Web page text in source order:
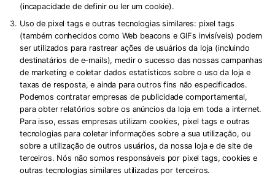
(incapacidade de definir ou ler um cookie).
Uso de pixel tags e outras tecnologias similares: pixel tags
(também conhecidos como Web beacons e GIFs invisíveis) podem
ser utilizados para rastrear ações de usuários da loja (incluindo
destinatários de e-mails), medir o sucesso das nossas campanhas
de marketing e coletar dados estatísticos sobre o uso da loja e
taxas de resposta, e ainda para outros fins não especificados.
Podemos contratar empresas de publicidade comportamental,
para obter relatórios sobre os anúncios da loja em toda a internet.
Para isso, essas empresas utilizam cookies, pixel tags e outras
tecnologias para coletar informações sobre a sua utilização, ou
sobre a utilização de outros usuários, da nossa loja e de site de
terceiros. Nós não somos responsáveis por pixel tags, cookies e
outras tecnologias similares utilizadas por terceiros.